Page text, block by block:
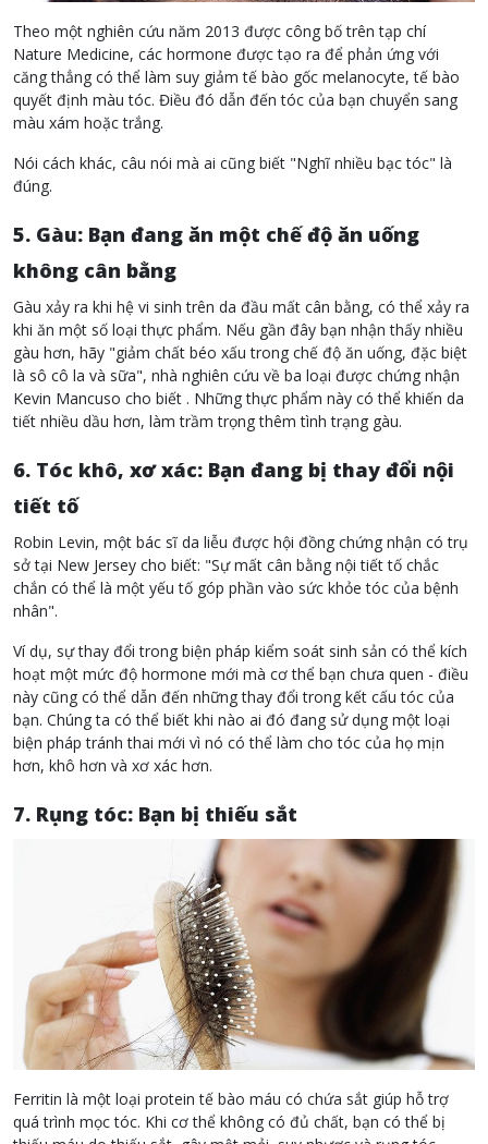
Theo một nghiên cứu năm 2013 được công bố trên tạp chí
Nature Medicine, các hormone được tạo ra để phản ứng với
căng thẳng có thể làm suy giảm tế bào gốc melanocyte, tế bào
quyết định màu tóc. Điều đó dẫn đến tóc của bạn chuyển sang
màu xám hoặc trắng.
Nói cách khác, câu nói mà ai cũng biết "Nghĩ nhiều bạc tóc" là
đúng.
5. Gàu: Bạn đang ăn một chế độ ăn uống
không cân bằng
Gàu xảy ra khi hệ vi sinh trên da đầu mất cân bằng, có thể xảy ra
khi ăn một số loại thực phẩm. Nếu gần đây bạn nhận thấy nhiều
gàu hơn, hãy "giảm chất béo xấu trong chế độ ăn uống, đặc biệt
là sô cô la và sữa", nhà nghiên cứu về ba loại được chứng nhận
Kevin Mancuso cho biết . Những thực phẩm này có thể khiến da
tiết nhiều dầu hơn, làm trầm trọng thêm tình trạng gàu.
6. Tóc khô, xơ xác: Bạn đang bị thay đổi nội
tiết tố
Robin Levin, một bác sĩ da liễu được hội đồng chứng nhận có trụ
sở tại New Jersey cho biết: "Sự mất cân bằng nội tiết tố chắc
chắn có thể là một yếu tố góp phần vào sức khỏe tóc của bệnh
nhân".
Ví dụ, sự thay đổi trong biện pháp kiểm soát sinh sản có thể kích
hoạt một mức độ hormone mới mà cơ thể bạn chưa quen - điều
này cũng có thể dẫn đến những thay đổi trong kết cấu tóc của
bạn. Chúng ta có thể biết khi nào ai đó đang sử dụng một loại
biện pháp tránh thai mới vì nó có thể làm cho tóc của họ mịn
hơn, khô hơn và xơ xác hơn.
7. Rụng tóc: Bạn bị thiếu sắt
Ferritin là một loại protein tế bào máu có chứa sắt giúp hỗ trợ
quá trình mọc tóc. Khi cơ thể không có đủ chất, bạn có thể bị